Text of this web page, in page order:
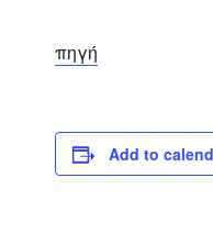
πηγή
Add to